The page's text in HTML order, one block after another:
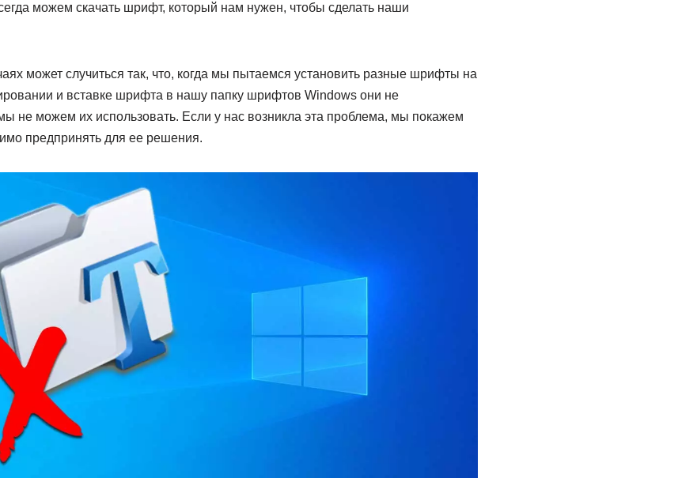
можем скачать шрифт, который нам нужен, чтобы сделать наши
может случиться так, что, когда мы пытаемся установить разные шрифты на
и вставке шрифта в нашу папку шрифтов Windows они не
не можем их использовать. Если у нас возникла эта проблема, мы покажем
предпринять для ее решения.